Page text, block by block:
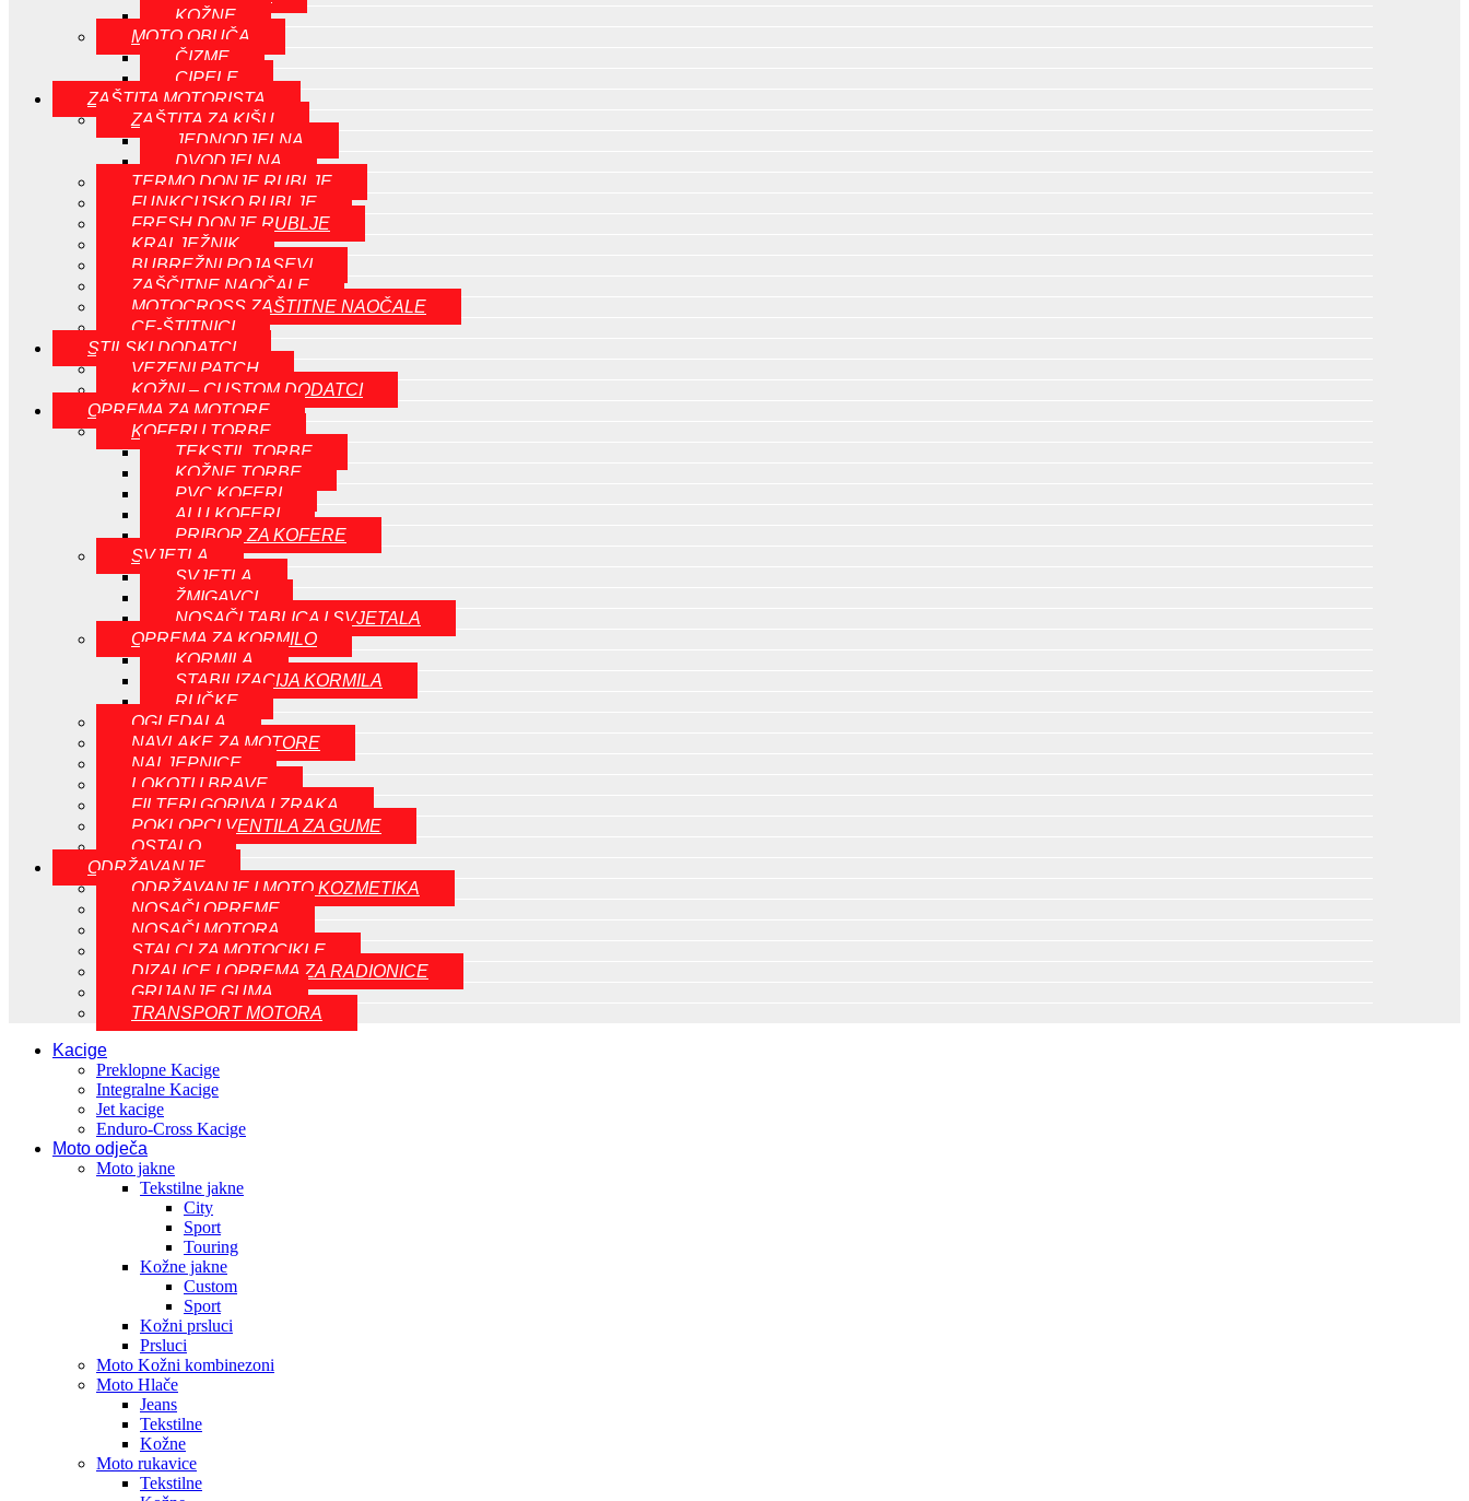
KOŽNE
MOTO OBUČA
ČIZME
CIPELE
ZAŠTITA MOTORISTA
ZAŠTITA ZA KIŠU
JEDNODJELNA
DVODJELNA
TERMO DONJE RUBLJE
FUNKCIJSKO RUBLJE
FRESH DONJE RUBLJE
KRALJEŽNIK
BUBREŽNI POJASEVI
ZAŠČITNE NAOČALE
MOTOCROSS ZAŠTITNE NAOČALE
CE-ŠTITNICI
STILSKI DODATCI
VEZENI PATCH
KOŽNI – CUSTOM DODATCI
OPREMA ZA MOTORE
KOFERI I TORBE
TEKSTIL TORBE
KOŽNE TORBE
PVC KOFERI
ALU KOFERI
PRIBOR ZA KOFERE
SVJETLA
SVJETLA
ŽMIGAVCI
NOSAČI TABLICA I SVJETALA
OPREMA ZA KORMILO
KORMILA
STABILIZACIJA KORMILA
RUČKE
OGLEDALA
NAVLAKE ZA MOTORE
NALJEPNICE
LOKOTI I BRAVE
FILTERI GORIVA I ZRAKA
POKLOPCI VENTILA ZA GUME
OSTALO
ODRŽAVANJE
ODRŽAVANJE I MOTO KOZMETIKA
NOSAČI OPREME
NOSAČI MOTORA
STALCI ZA MOTOCIKLE
DIZALICE I OPREMA ZA RADIONICE
GRIJANJE GUMA
TRANSPORT MOTORA
Kacige
Preklopne Kacige
Integralne Kacige
Jet kacige
Enduro-Cross Kacige
Moto odječa
Moto jakne
Tekstilne jakne
City
Sport
Touring
Kožne jakne
Custom
Sport
Kožni prsluci
Prsluci
Moto Kožni kombinezoni
Moto Hlače
Jeans
Tekstilne
Kožne
Moto rukavice
Tekstilne